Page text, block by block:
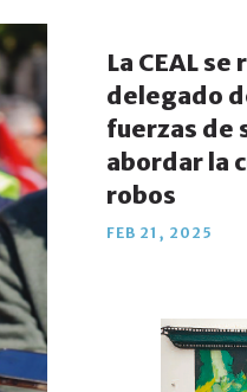
La CEAL
delegado
fuerzas de
abordar la
robos
FEB 21, 2025